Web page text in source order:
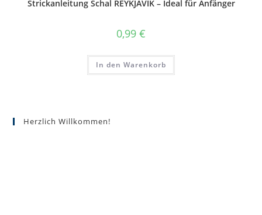
Strickanleitung Schal REYKJAVIK – Ideal für Anfänger
0,99 €
In den Warenkorb
Herzlich Willkommen!